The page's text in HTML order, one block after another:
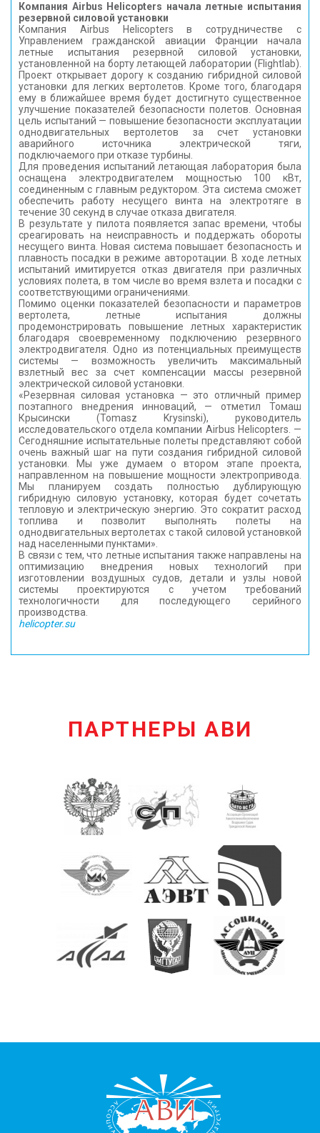
Компания Airbus Helicopters начала летные испытания
резервной силовой установки
Компания Airbus Helicopters в сотрудничестве с
Управлением гражданской авиации Франции начала
летные испытания резервной силовой установки,
установленной на борту летающей лаборатории (Flightlab).
Проект открывает дорогу к созданию гибридной силовой
установки для легких вертолетов. Кроме того, благодаря
ему в ближайшее время будет достигнуто существенное
улучшение показателей безопасности полетов. Основная
цель испытаний — повышение безопасности эксплуатации
однодвигательных вертолетов за счет установки
аварийного источника электрической тяги,
подключаемого при отказе турбины.
Для проведения испытаний летающая лаборатория была
оснащена электродвигателем мощностью 100 кВт,
соединенным с главным редуктором. Эта система сможет
обеспечить работу несущего винта на электротяге в
течение 30 секунд в случае отказа двигателя.
В результате у пилота появляется запас времени, чтобы
среагировать на неисправность и поддержать обороты
несущего винта. Новая система повышает безопасность и
плавность посадки в режиме авторотации. В ходе летных
испытаний имитируется отказ двигателя при различных
условиях полета, в том числе во время взлета и посадки с
соответствующими ограничениями.
Помимо оценки показателей безопасности и параметров
вертолета, летные испытания должны
продемонстрировать повышение летных характеристик
благодаря своевременному подключению резервного
электродвигателя. Одно из потенциальных преимуществ
системы — возможность увеличить максимальный
взлетный вес за счет компенсации массы резервной
электрической силовой установки.
«Резервная силовая установка — это отличный пример
поэтапного внедрения инноваций, — отметил Томаш
Крысински (Tomasz Krysinski), руководитель
исследовательского отдела компании Airbus Helicopters. —
Сегодняшние испытательные полеты представляют собой
очень важный шаг на пути создания гибридной силовой
установки. Мы уже думаем о втором этапе проекта,
направленном на повышение мощности электропривода.
Мы планируем создать полностью дублирующую
гибридную силовую установку, которая будет сочетать
тепловую и электрическую энергию. Это сократит расход
топлива и позволит выполнять полеты на
однодвигательных вертолетах с такой силовой установкой
над населенными пунктами».
В связи с тем, что летные испытания также направлены на
оптимизацию внедрения новых технологий при
изготовлении воздушных судов, детали и узлы новой
системы проектируются с учетом требований
технологичности для последующего серийного
производства.
helicopter.su
ПАРТНЕРЫ АВИ